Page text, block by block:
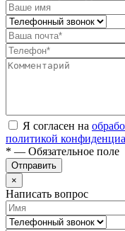
Я согласен на
политикой
* — Обязательное поле
Отправить
×
Написать вопрос